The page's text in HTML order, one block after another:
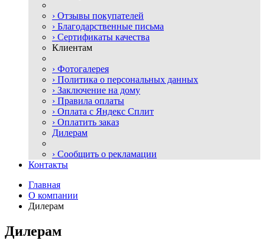
› Отзывы покупателей
› Благодарственные письма
› Сертификаты качества
Клиентам
› Фотогалерея
› Политика о персональных данных
› Заключение на дому
› Правила оплаты
› Оплата с Яндекс Сплит
› Оплатить заказ
Дилерам
› Сообщить о рекламации
Контакты
Главная
О компании
Дилерам
Дилерам